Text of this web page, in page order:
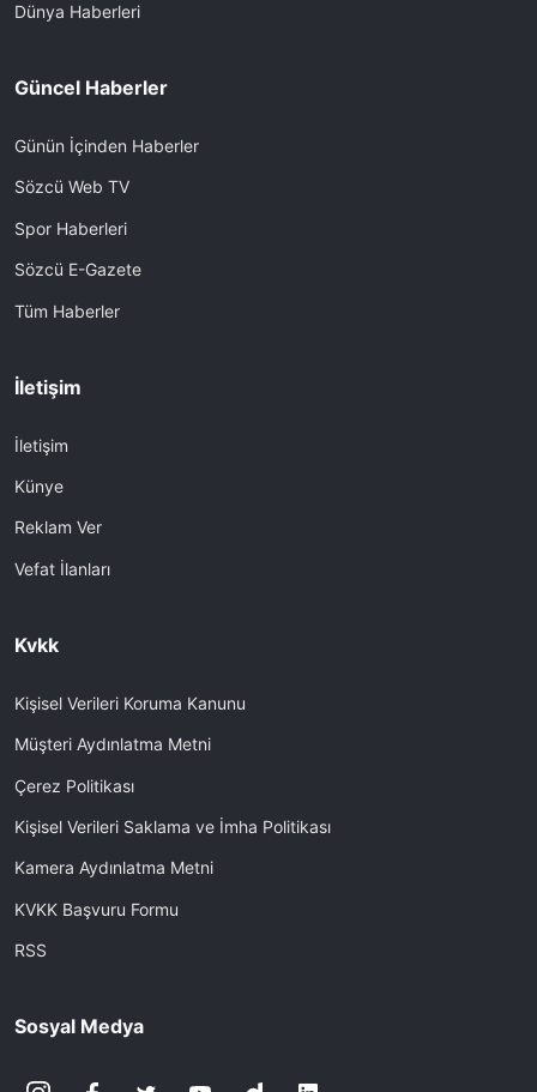
Dünya Haberleri
Güncel Haberler
Günün İçinden Haberler
Sözcü Web TV
Spor Haberleri
Sözcü E-Gazete
Tüm Haberler
İletişim
İletişim
Künye
Reklam Ver
Vefat İlanları
Kvkk
Kişisel Verileri Koruma Kanunu
Müşteri Aydınlatma Metni
Çerez Politikası
Kişisel Verileri Saklama ve İmha Politikası
Kamera Aydınlatma Metni
KVKK Başvuru Formu
RSS
Sosyal Medya